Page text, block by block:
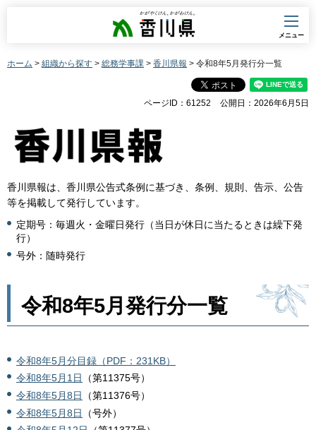
香川県
メニュー
ホーム > 組織から探す > 総務学事課 > 香川県報 > 令和8年5月発行分一覧
ページID：61252 公開日：2026年6月5日
香川県報は、香川県公告式条例に基づき、条例、規則、告示、公告
等を掲載して発行しています。
定期号：毎週火・金曜日発行（当日が休日に当たるときは繰下発
行）
号外：随時発行
令和8年5月発行分一覧
令和8年5月分目録（PDF：231KB）
令和8年5月1日
（第11375号）
令和8年5月8日
（第11376号）
令和8年5月8日
（号外）